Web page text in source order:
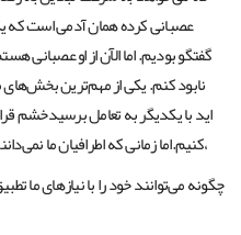
عصبانی کرده همان آدمی است
گفتگو بودیم. اما الآن از او عصبانی
نابود کنم. یکی از مهم‌ترین
اید با یکدیگر به تعامل برسیدخشم
کنیم.اما زمانی که اطرافیان ما نمی‌دانند که چه چیزی برای ما مهم و ارزشمند است،
چگونه می‌توانند خود را با نیازهای ما